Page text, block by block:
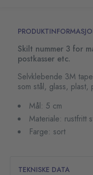
Skilt nummer 3 for
postkasser etc.
Selvklebende 3M
som stål, glass, plast,
Mål: 5 cm
Materiale: rustfritt
Farge: sort
TEKNISKE DATA